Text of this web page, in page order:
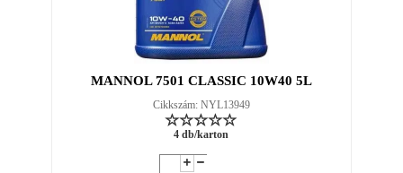
MANNOL 7501 CLASSIC 10W40 5L
Cikkszám: NYL13949
4 db/karton